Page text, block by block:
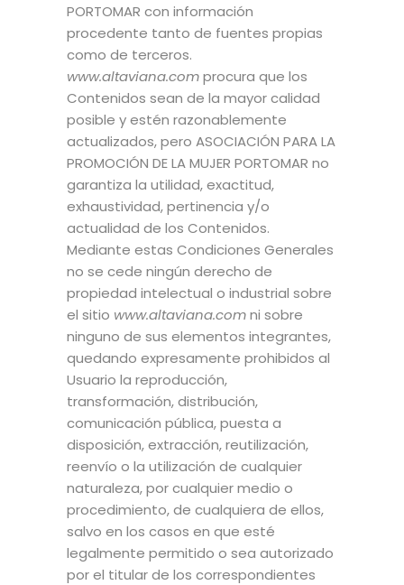
PORTOMAR con información
procedente tanto de fuentes propias
como de terceros.
www.altaviana.comprocura que los
Contenidos sean de la mayor calidad
posible y estén razonablemente
actualizados, pero ASOCIACIÓN PARA LA
PROMOCIÓN DE LA MUJER PORTOMAR no
garantiza la utilidad, exactitud,
exhaustividad, pertinencia y/o
actualidad de los Contenidos.
Mediante estas Condiciones Generales
no se cede ningún derecho de
propiedad intelectual o industrial sobre
el sitio www.altaviana.comni sobre
ninguno de sus elementos integrantes,
quedando expresamente prohibidos al
Usuario la reproducción,
transformación, distribución,
comunicación pública, puesta a
disposición, extracción, reutilización,
reenvío o la utilización de cualquier
naturaleza, por cualquier medio o
procedimiento, de cualquiera de ellos,
salvo en los casos en que esté
legalmente permitido o sea autorizado
por el titular de los correspondientes